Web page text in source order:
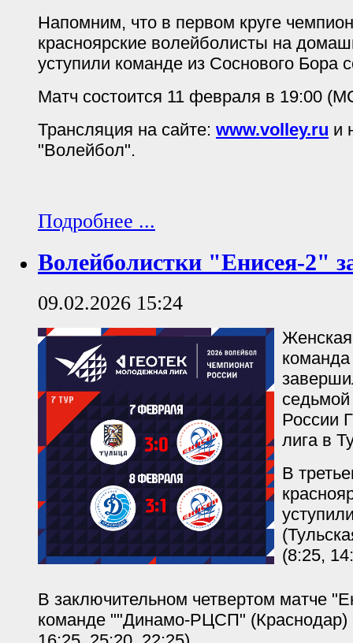
Напомним, что в первом круге
красноярские волейболисты на
уступили команде из Соснового Бора
Матч состоится 11 февраля в 19:00
Трансляция на сайте: www.volley.ru и
"Волейбол".
Подробнее ...
Волейболистки "Енисея-2"
09.02.2026 15:24
России
лига в
В
(8:25,
В заключительном четвертом матче
команде ""Динамо-РЦСП" (Краснодар)